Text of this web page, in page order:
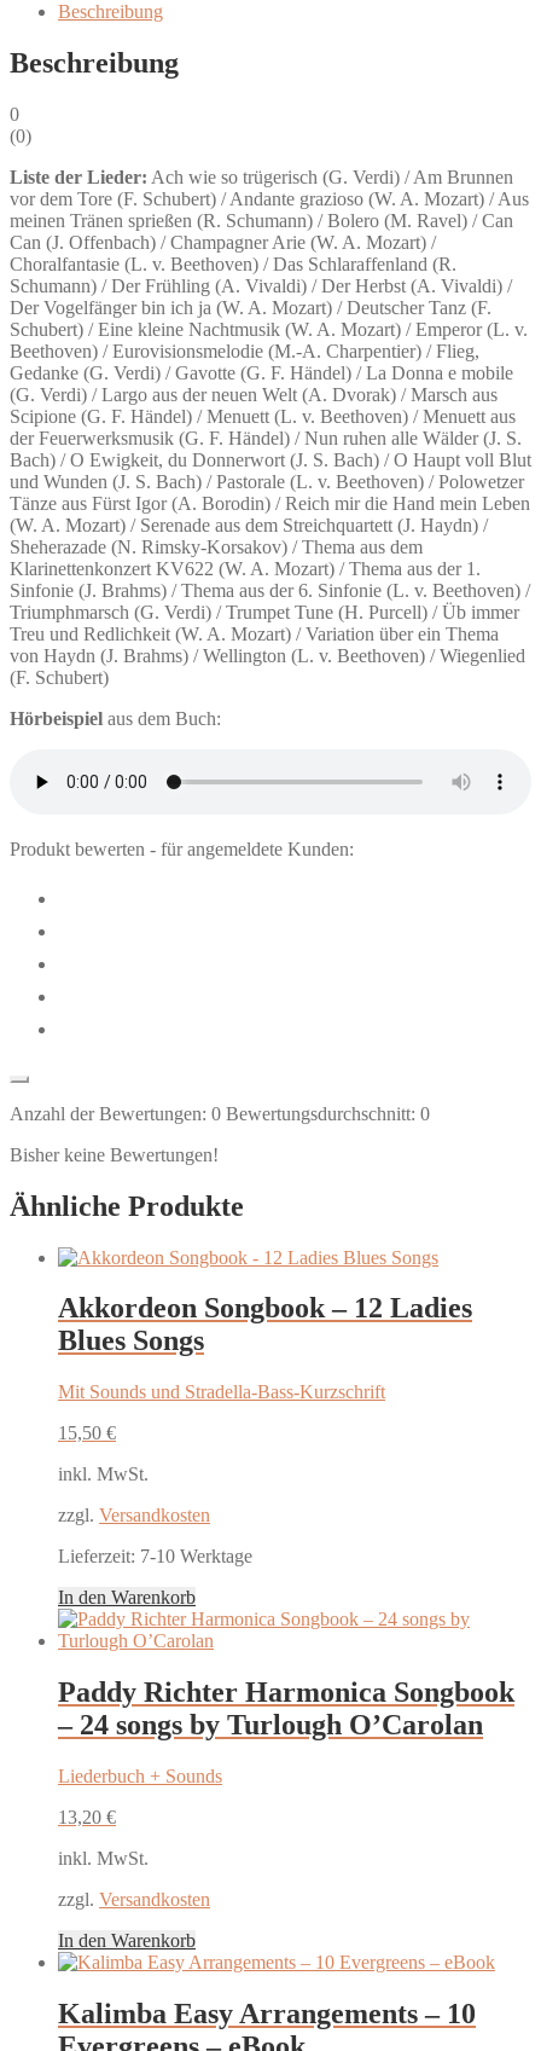
Menge
Beschreibung
Beschreibung
0
(0)
Liste der Lieder: Ach wie so trügerisch (G. Verdi) / Am Brunnen
vor dem Tore (F. Schubert) / Andante grazioso (W. A. Mozart) / Aus
meinen Tränen sprießen (R. Schumann) / Bolero (M. Ravel) / Can
Can (J. Offenbach) / Champagner Arie (W. A. Mozart) /
Choralfantasie (L. v. Beethoven) / Das Schlaraffenland (R.
Schumann) / Der Frühling (A. Vivaldi) / Der Herbst (A. Vivaldi) /
Der Vogelfänger bin ich ja (W. A. Mozart) / Deutscher Tanz (F.
Schubert) / Eine kleine Nachtmusik (W. A. Mozart) / Emperor (L. v.
Beethoven) / Eurovisionsmelodie (M.-A. Charpentier) / Flieg,
Gedanke (G. Verdi) / Gavotte (G. F. Händel) / La Donna e mobile
(G. Verdi) / Largo aus der neuen Welt (A. Dvorak) / Marsch aus
Scipione (G. F. Händel) / Menuett (L. v. Beethoven) / Menuett aus
der Feuerwerksmusik (G. F. Händel) / Nun ruhen alle Wälder (J. S.
Bach) / O Ewigkeit, du Donnerwort (J. S. Bach) / O Haupt voll Blut
und Wunden (J. S. Bach) / Pastorale (L. v. Beethoven) / Polowetzer
Tänze aus Fürst Igor (A. Borodin) / Reich mir die Hand mein Leben
(W. A. Mozart) / Serenade aus dem Streichquartett (J. Haydn) /
Sheherazade (N. Rimsky-Korsakov) / Thema aus dem
Klarinettenkonzert KV622 (W. A. Mozart) / Thema aus der 1.
Sinfonie (J. Brahms) / Thema aus der 6. Sinfonie (L. v. Beethoven) /
Triumphmarsch (G. Verdi) / Trumpet Tune (H. Purcell) / Üb immer
Treu und Redlichkeit (W. A. Mozart) / Variation über ein Thema
von Haydn (J. Brahms) / Wellington (L. v. Beethoven) / Wiegenlied
(F. Schubert)
Hörbeispiel aus dem Buch:
Produkt bewerten - für angemeldete Kunden:
Anzahl der Bewertungen: 0 Bewertungsdurchschnitt: 0
Bisher keine Bewertungen!
Ähnliche Produkte
Akkordeon Songbook – 12 Ladies
Blues Songs
Mit Sounds und Stradella-Bass-Kurzschrift
15,50 €
inkl. MwSt.
zzgl. Versandkosten
Lieferzeit: 7-10 Werktage
In den Warenkorb
Paddy Richter Harmonica Songbook
– 24 songs by Turlough O’Carolan
Liederbuch + Sounds
13,20 €
inkl. MwSt.
zzgl. Versandkosten
In den Warenkorb
Kalimba Easy Arrangements – 10